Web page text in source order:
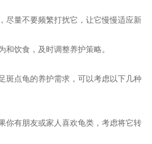
尽量不要频繁打扰它，让它慢慢适应新
和饮食，及时调整养护策略。
斑点龟的养护需求，可以考虑以下几种
你有朋友或家人喜欢龟类，考虑将它转